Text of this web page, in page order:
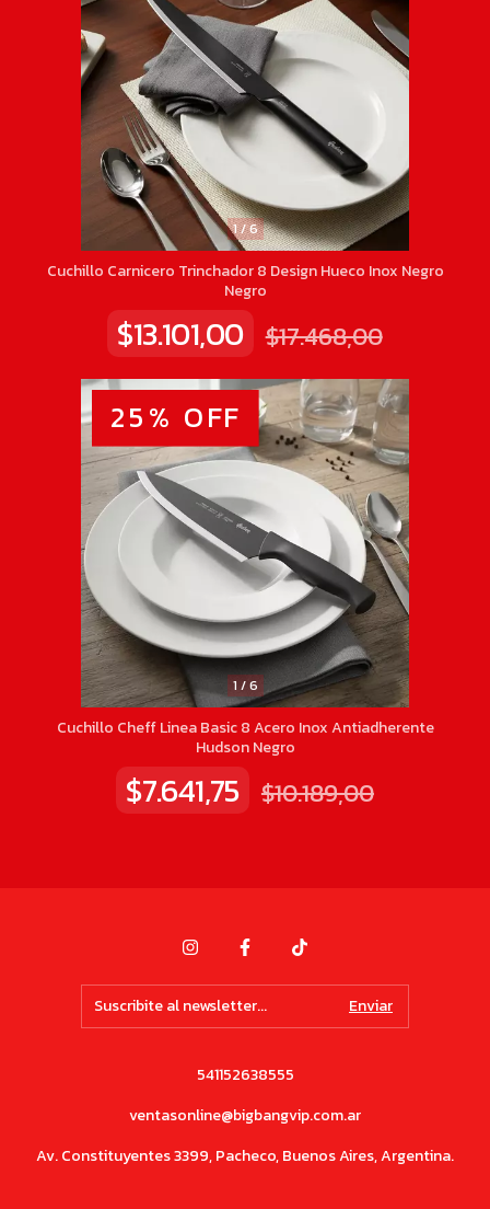
1/6
Cuchillo Carnicero Trinchador 8 Design Hueco Inox Negro
Negro
$13.101,00 $17.468,00
1 /6
25% OFF
Cuchillo Cheff Linea Basic 8 Acero Inox Antiadherente
Hudson Negro
$7.641,75 $10.189,00
541152638555
ventasonline@bigbangvip.com.ar
Av. Constituyentes 3399, Pacheco, Buenos Aires, Argentina.